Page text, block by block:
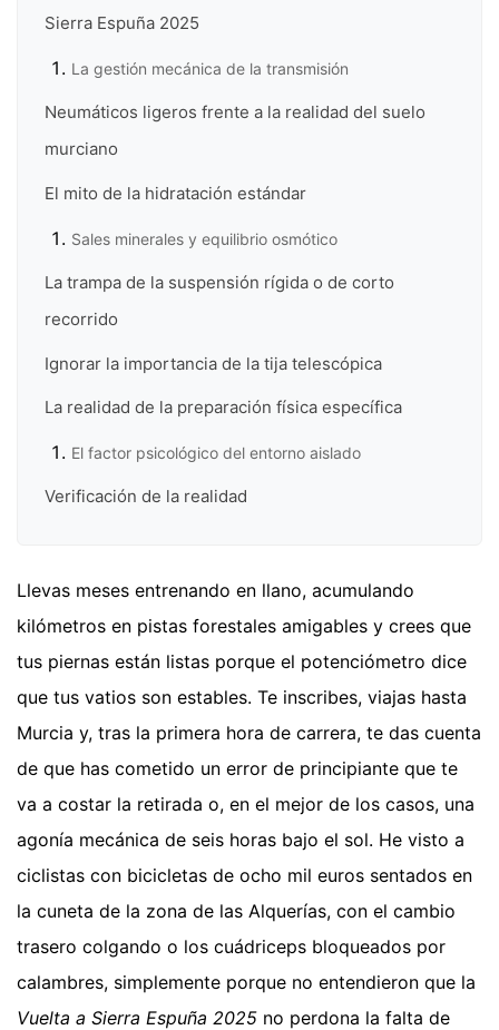
Sierra Espuña 2025
La gestión mecánica de la transmisión
Neumáticos ligeros frente a la realidad del suelo
murciano
El mito de la hidratación estándar
Sales minerales y equilibrio osmótico
La trampa de la suspensión rígida o de corto
recorrido
Ignorar la importancia de la tija telescópica
La realidad de la preparación física específica
El factor psicológico del entorno aislado
Verificación de la realidad
Llevas meses entrenando en llano, acumulando
kilómetros en pistas forestales amigables y crees que
tus piernas están listas porque el potenciómetro dice
que tus vatios son estables. Te inscribes, viajas hasta
Murcia y, tras la primera hora de carrera, te das cuenta
de que has cometido un error de principiante que te
va a costar la retirada o, en el mejor de los casos, una
agonía mecánica de seis horas bajo el sol. He visto a
ciclistas con bicicletas de ocho mil euros sentados en
la cuneta de la zona de las Alquerías, con el cambio
trasero colgando o los cuádriceps bloqueados por
calambres, simplemente porque no entendieron que la
Vuelta a Sierra Espuña 2025 no perdona la falta de